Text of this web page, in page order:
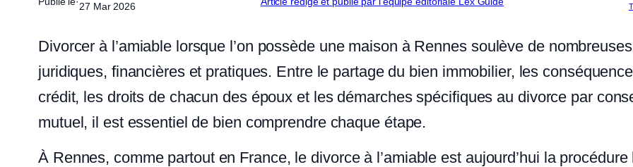
27 Mar 2026
Divorcer à l’amiable lorsque l’on possède une maison à Rennes soulève de
juridiques, financières et pratiques. Entre le partage du bien immobilier, les
crédit, les droits de chacun des époux et les démarches spécifiques au divorce par
mutuel, il est essentiel de bien comprendre chaque étape.
À Rennes, comme partout en France, le divorce à l’amiable est aujourd’hui la procédure